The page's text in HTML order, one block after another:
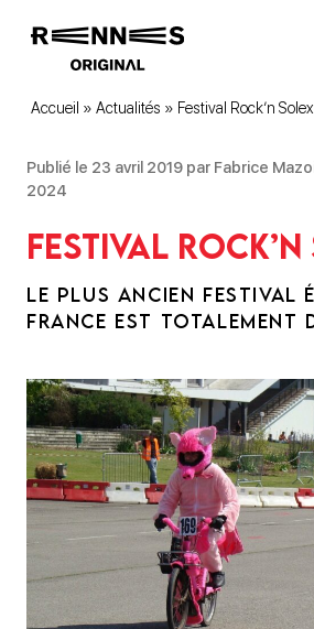
Accueil » Actualités » Festival Rock’n Solex
Publié le 23 avril 2019 par Fabrice
2024
Festival
LE PLUS ANCIEN FESTIVAL
FRANCE EST TOTALEMENT